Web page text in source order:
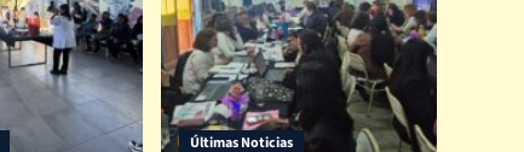
Últimas Noticias